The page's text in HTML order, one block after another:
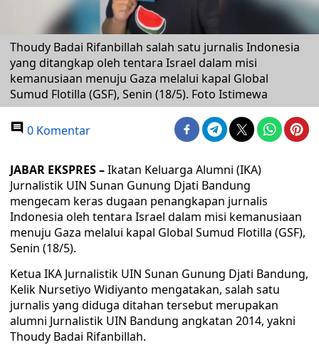
Thoudy Badai Rifanbillah salah satu jurnalis Indonesia
yang ditangkap oleh tentara Israel dalam misi
kemanusiaan menuju Gaza melalui kapal Global
Sumud Flotilla (GSF), Senin (18/5). Foto Istimewa
0 Komentar
JABAR EKSPRES –Ikatan Keluarga Alumni (IKA)
Jurnalistik UIN Sunan Gunung Djati Bandung
mengecam keras dugaan penangkapan jurnalis
Indonesia oleh tentara Israel dalam misi kemanusiaan
menuju Gaza melalui kapal Global Sumud Flotilla (GSF),
Senin (18/5).
Ketua IKA Jurnalistik UIN Sunan Gunung Djati Bandung,
Kelik Nursetiyo Widiyanto mengatakan, salah satu
jurnalis yang diduga ditahan tersebut merupakan
alumni Jurnalistik UIN Bandung angkatan 2014, yakni
Thoudy Badai Rifanbillah.